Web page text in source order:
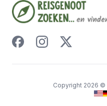
Copyright 2026 ©